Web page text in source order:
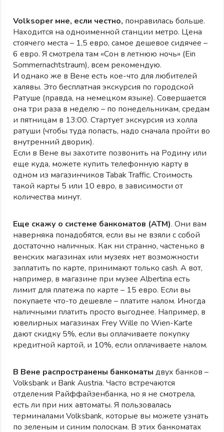
Volksoper мне, если честно, понравилась больше.
Находится на одноименной станции метро. Цена
стоячего места – 1,5 евро, самое дешевое сидячее –
6 евро. Я смотрела там «Сон в летнюю ночь» (Ein
Sommernachtstraum), всем рекомендую.
И однако же в Вене есть кое-что для любителей
халявы. Это бесплатная экскурсия по городской
Ратуше (правда, на немецком языке). Совершается
она три раза в неделю – по понедельникам, средам
и пятницам в 13:00. Стартует экскурсия из холла
ратуши (чтобы туда попасть, надо сначала пройти во
внутренний дворик).
Если в Вене вы захотите позвонить на Родину или
еще куда, можете купить телефонную карту в
одном из магазинчиков Tabak Traffic. Стоимость
такой карты 5 или 10 евро, в зависимости от
количества минут.
Еще скажу о системе банкоматов (ATM). Они вам
наверняка понадобятся, если вы не взяли с собой
достаточно наличных. Как ни странно, частенько в
венских магазинах или музеях нет возможности
заплатить по карте, принимают только cash. А вот,
например, в магазине при музее Albertina есть
лимит для платежа по карте – 15 евро. Если вы
покупаете что-то дешевле – платите налом. Иногда
наличными платить просто выгоднее. Например, в
ювелирных магазинах Frey Wille по Wien-Karte
дают скидку 5%, если вы оплачиваете покупку
кредитной картой, и 10%, если оплачиваете налом.
В Вене распространены банкоматы двух банков –
Volksbank и Bank Austria. Часто встречаются
отделения Райффайзенбанка, но я не смотрела,
есть ли при них автоматы. Я пользовалась
терминалами Volksbank, которые вы можете узнать
по зеленым и синим полоскам. В этих банкоматах